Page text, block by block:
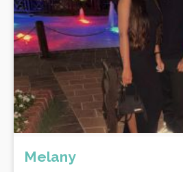
Melany